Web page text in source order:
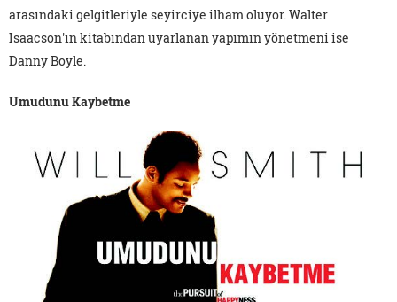
arasındaki gelgitleriyle seyirciye ilham oluyor. Walter
Isaacson'ın kitabından uyarlanan yapımın yönetmeni ise
Danny Boyle.
Umudunu Kaybetme